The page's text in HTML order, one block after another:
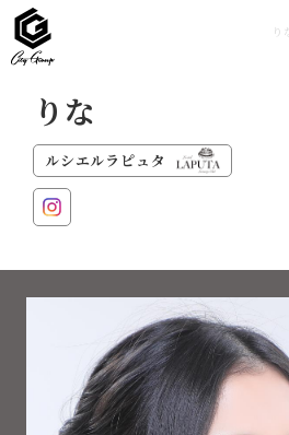
り
りな
ルシエルラピュタ